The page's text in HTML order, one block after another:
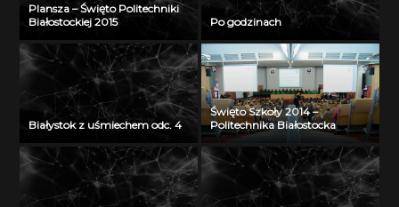
Plansza – Święto Politechniki
Białostockiej 2015
Po godzinach
Białystok z uśmiechem odc. 4
Święto Szkoły 2014 –
Politechnika Białostocka